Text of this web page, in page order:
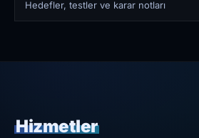
Hedefler, testler ve karar notları
Hizmetler